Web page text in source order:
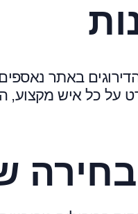
באתר
על כל איש מקצוע,